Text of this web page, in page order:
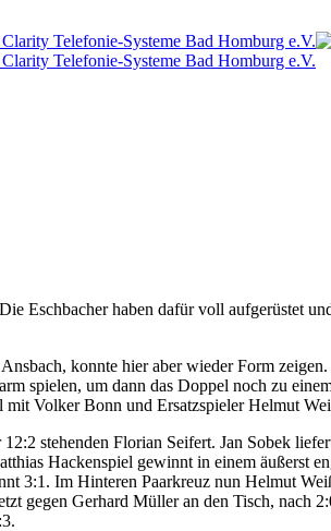
Eschbacher haben dafür voll aufgerüstet
konnte hier aber wieder Form
spielen, um dann das Doppel noch zu
Volker Bonn und Ersatzspieler Helmut
stehenden Florian Seifert. Jan Sobek
Hackenspiel gewinnt in einem
3:1. Im Hinteren Paarkreuz nun Helmut
gegen Gerhard Müller an den Tisch,